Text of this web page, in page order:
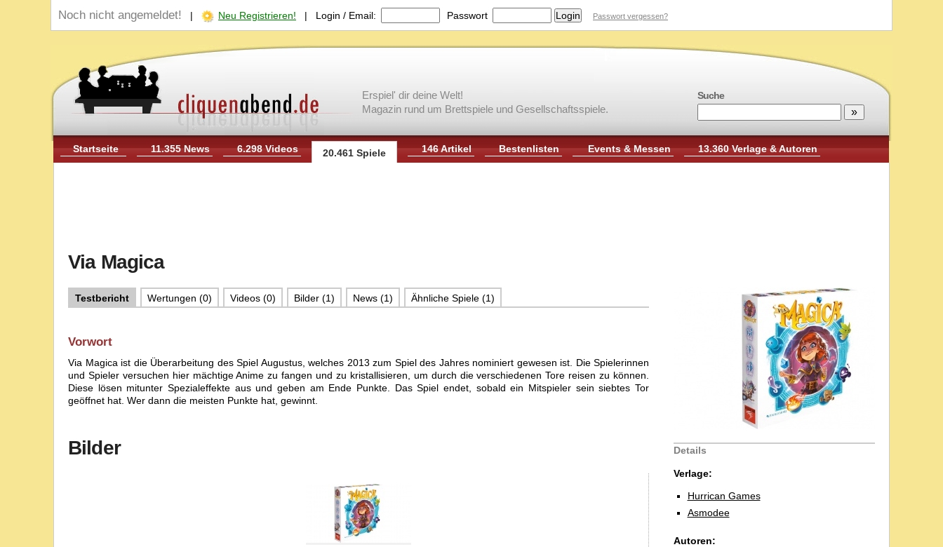
Noch nicht angemeldet! | Neu Registrieren! | Login / Email: Passwort Passwort vergessen?
Suche
Erspiel' dir deine Welt!
Magazin rund um Brettspiele und Gesellschaftsspiele.
Startseite 11.355 News 6.298 Videos 20.461 Spiele 146 Artikel Bestenlisten Events & Messen 13.360 Verlage & Autoren
Via Magica
Details
Verlage:
Hurrican Games
Asmodee
Autoren:
Testbericht Wertungen (0) Videos (0) Bilder (1) News (1) Ähnliche Spiele (1)
Vorwort
Via Magica ist die Überarbeitung des Spiel Augustus, welches 2013 zum Spiel des Jahres nominiert gewesen ist. Die Spielerinnen
und Spieler versuchen hier mächtige Anime zu fangen und zu kristallisieren, um durch die verschiedenen Tore reisen zu können.
Diese lösen mitunter Spezialeffekte aus und geben am Ende Punkte. Das Spiel endet, sobald ein Mitspieler sein siebtes Tor
geöffnet hat. Wer dann die meisten Punkte hat, gewinnt.
Bilder